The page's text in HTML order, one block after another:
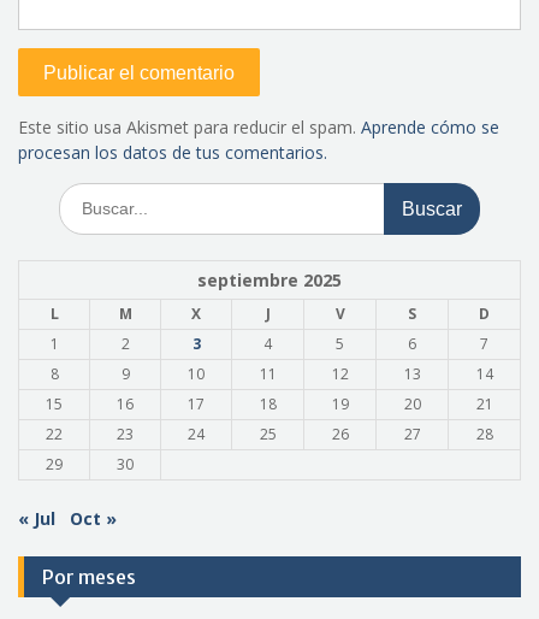
Este sitio usa Akismet para reducir el spam. Aprende cómo se
procesan los datos de tus comentarios.
Buscar:
septiembre 2025
L M X J V S
D
1
2 3 4 5 6
7
8
9 10 11 12 13
14
15
16 17 18 19 20
21
22
23 24 25 26 27
28
29
30
« Jul Oct »
Por meses